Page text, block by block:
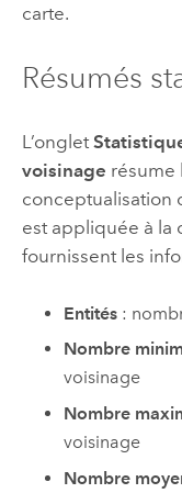
carte.
Résumés
L’onglet
voisinage résume
conceptualisation
est appliquée à la
fournissent les
Entités :
Nombre
voisinage
Nombre
voisinage
Nombre